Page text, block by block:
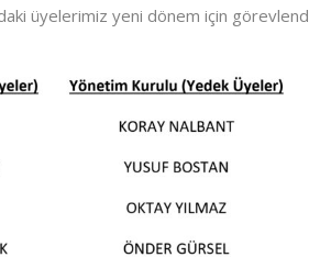
üyelerimiz yeni dönem için